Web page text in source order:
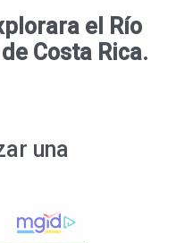
el Río
Costa Rica.
una